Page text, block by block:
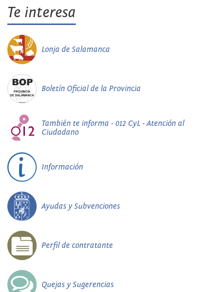
Te interesa
Lonja de Salamanca
Boletín Oficial de la Provincia
También te informa - 012 CyL - Atención al
Ciudadano
Información
Ayudas y Subvenciones
Perfil de contratante
Quejas y Sugerencias